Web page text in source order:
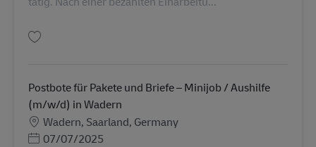
Postbote für Pakete und Briefe – Minijob / Aushilfe
(m/w/d) in Wadern
Miesto
Wadern, Saarland, Germany
Posted Date
07/07/2025